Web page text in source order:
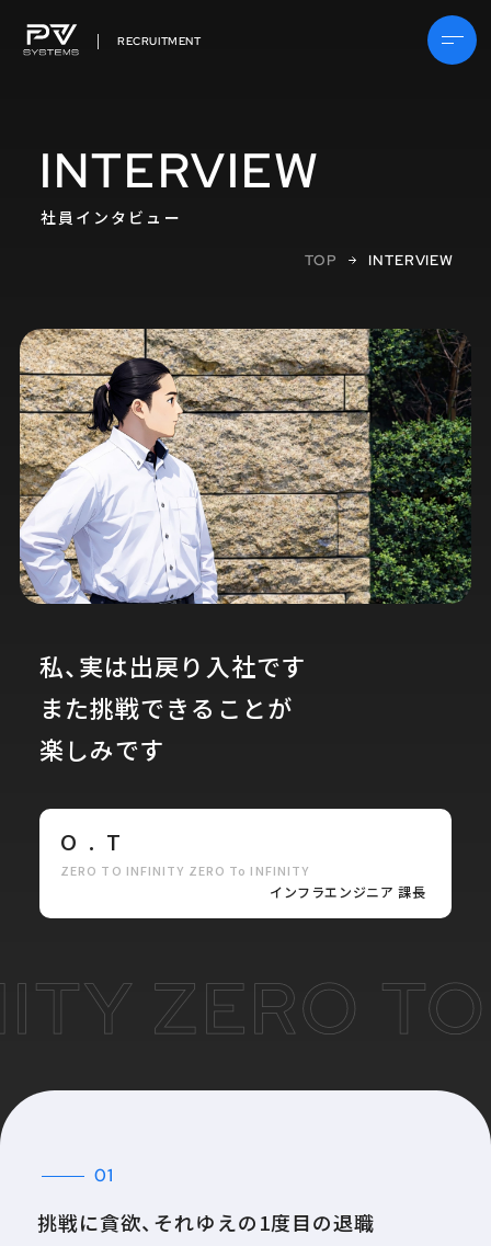
RECRUITMENT
INTERVIEW
社員インタビュー
TOP INTERVIEW
私、実は出戻り入社です
また挑戦できることが
楽しみです
O . T
ZERO TO INFINITY ZERO To INFINITY
インフラエンジニア 課長
ZERO TO
01
挑戦に貪欲、それゆえの1度目の退職